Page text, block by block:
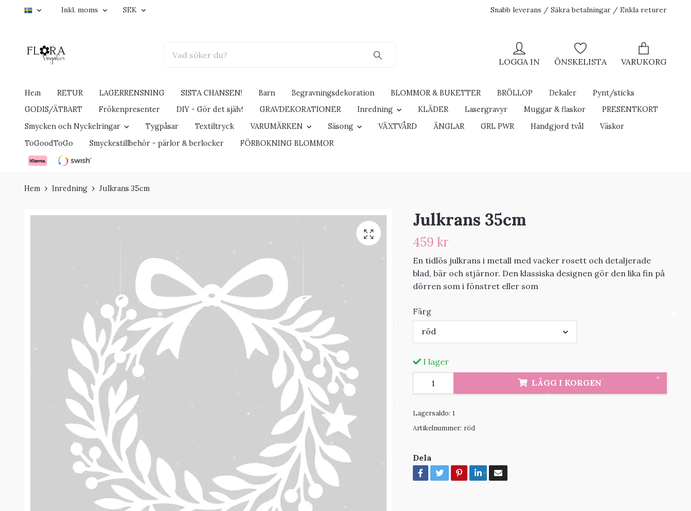
Inkl. moms SEK Snabb leverans / Säkra betalningar / Enkla returer
LOGGA IN ÖNSKELISTA VARUKORG
Hem RETUR LAGERRENSNING SISTA CHANSEN! Barn Begravningsdekoration BLOMMOR & BUKETTER BRÖLLOP Dekaler
Pynt/sticks
GODIS/ÄTBART
Frökenpresenter DIY - Gör det själv! GRAVDEKORATIONER Inredning KLÄDER Lasergravyr Muggar & flaskor
PRESENTKORT
Smycken och Nyckelringar
Tygpåsar Textiltryck VARUMÄRKEN Säsong VÄXTVÅRD ÄNGLAR GRL PWR Handgjord tvål
Väskor
ToGoodToGo
Smyckestillbehör - pärlor & berlocker FÖRBOKNING BLOMMOR
Hem Inredning Julkrans 35cm
Julkrans 35cm
459 kr
En tidlös julkrans i metall med vacker rosett och detaljerade
blad, bär och stjärnor. Den klassiska designen gör den lika fin på
dörren som i fönstret eller som
Färg
röd
I lager
LÄGG I KORGEN
Lagersaldo: 1
Artikelnummer: röd
Dela